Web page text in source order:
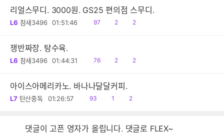
리얼스무디. 3000원. GS25 편의점 스무디.
L6 참새3496 01:51:46
읽
97
공
2
댓
2
쟁반짜장. 탕수육.
L6 참새3496 01:44:31
읽
76
공
2
댓
2
아이스아메리카노. 바나나달달커피.
L7 탄산중독 01:26:57
읽
93
공1
댓
2
댓글이 고픈 영자가 올립니다. 댓글로 FLEX~